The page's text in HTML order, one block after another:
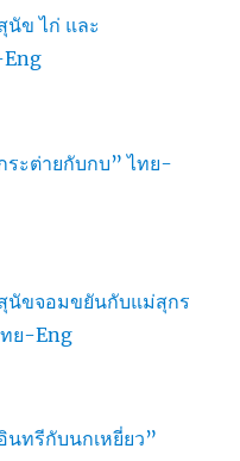
นัข ไก่ และ
ระต่ายกับกบ” ไทย-
นัขจอมขยันกับแม่สุกร
ทย-Eng
นทรีกับนกเหยี่ยว”